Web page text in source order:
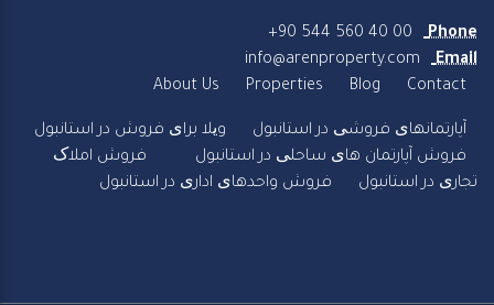
Phone
+90 544 560 40 00
Email
info@arenproperty.com
About Us
Properties Blog Contact
آپارتمانهای فروشی در استانبول
ویلا برای فروش در استانبول
فروش آپارتمان های ساحلی در استانبول
فروش املاک
تجاری در استانبول
فروش واحدهای اداری در استانبول